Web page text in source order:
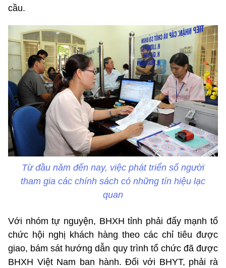
cầu.
Từ đầu năm đến nay, việc phát triển số người
tham gia các chính sách có những tín hiệu lạc
quan
Với nhóm tự nguyện, BHXH tỉnh phải đẩy mạnh tổ
chức hội nghị khách hàng theo các chỉ tiêu được
giao, bám sát hướng dẫn quy trình tổ chức đã được
BHXH Việt Nam ban hành. Đối với BHYT, phải rà